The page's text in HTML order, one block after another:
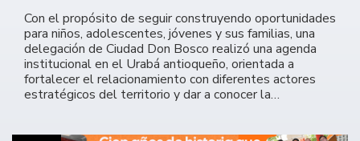
Con el propósito de seguir construyendo oportunidades
para niños, adolescentes, jóvenes y sus familias, una
delegación de Ciudad Don Bosco realizó una agenda
institucional en el Urabá antioqueño, orientada a
fortalecer el relacionamiento con diferentes actores
estratégicos del territorio y dar a conocer la…